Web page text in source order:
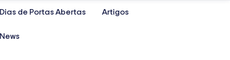
Dias de Portas Abertas Artigos
News